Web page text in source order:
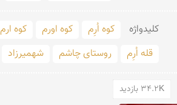
کلید‌واژه کوه اُرِم کوه اورم کوه ارم
قله اُرِم
روستای چاشم شهمیرزاد
34.2K بازدید